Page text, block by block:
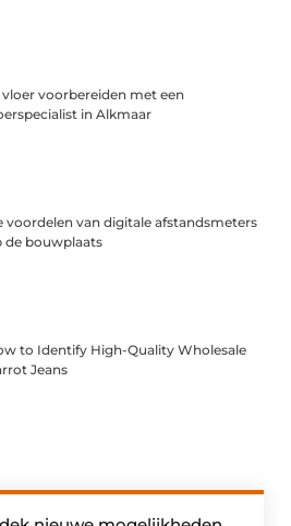
vloer voorbereiden met een
in Alkmaar
voordelen van digitale afstandsmeters
de bouwplaats
to Identify High-Quality Wholesale
Jeans